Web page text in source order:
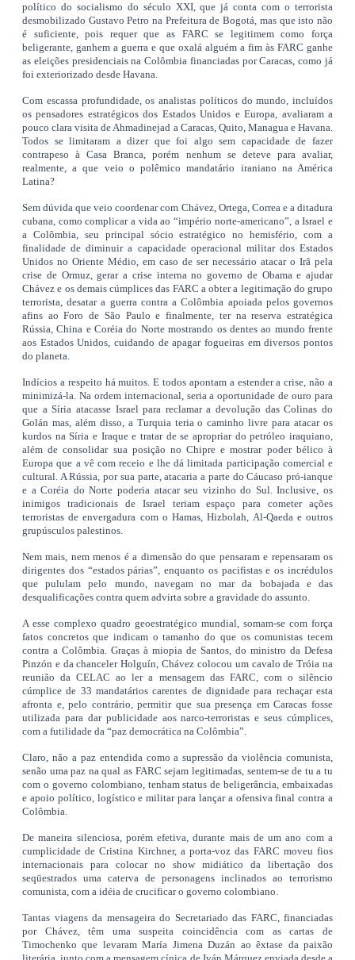
político do socialismo do século XXI, que já conta com o terrorista
desmobilizado Gustavo Petro na Prefeitura de Bogotá, mas que isto não
é suficiente, pois requer que as FARC se legitimem como força
beligerante, ganhem a guerra e que oxalá alguém a fim às FARC ganhe
as eleições presidenciais na Colômbia financiadas por Caracas, como já
foi exteriorizado desde Havana.
Com escassa profundidade, os analistas políticos do mundo, incluídos
os pensadores estratégicos dos Estados Unidos e Europa, avaliaram a
pouco clara visita de Ahmadinejad a Caracas, Quito, Managua e Havana.
Todos se limitaram a dizer que foi algo sem capacidade de fazer
contrapeso à Casa Branca, porém nenhum se deteve para avaliar,
realmente, a que veio o polêmico mandatário iraniano na América
Latina?
Sem dúvida que veio coordenar com Chávez, Ortega, Correa e a ditadura
cubana, como complicar a vida ao “império norte-americano”, a Israel e
a Colômbia, seu principal sócio estratégico no hemisfério, com a
finalidade de diminuir a capacidade operacional militar dos Estados
Unidos no Oriente Médio, em caso de ser necessário atacar o Irã pela
crise de Ormuz, gerar a crise interna no governo de Obama e ajudar
Chávez e os demais cúmplices das FARC a obter a legitimação do grupo
terrorista, desatar a guerra contra a Colômbia apoiada pelos governos
afins ao Foro de São Paulo e finalmente, ter na reserva estratégica
Rússia, China e Coréia do Norte mostrando os dentes ao mundo frente
aos Estados Unidos, cuidando de apagar fogueiras em diversos pontos
do planeta.
Indícios a respeito há muitos. E todos apontam a estender a crise, não a
minimizá-la. Na ordem internacional, seria a oportunidade de ouro para
que a Síria atacasse Israel para reclamar a devolução das Colinas do
Golán mas, além disso, a Turquia teria o caminho livre para atacar os
kurdos na Síria e Iraque e tratar de se apropriar do petróleo iraquiano,
além de consolidar sua posição no Chipre e mostrar poder bélico à
Europa que a vê com receio e lhe dá limitada participação comercial e
cultural. A Rússia, por sua parte, atacaria a parte do Cáucaso pró-ianque
e a Coréia do Norte poderia atacar seu vizinho do Sul. Inclusive, os
inimigos tradicionais de Israel teriam espaço para cometer ações
terroristas de envergadura com o Hamas, Hizbolah, Al-Qaeda e outros
grupúsculos palestinos.
Nem mais, nem menos é a dimensão do que pensaram e repensaram os
dirigentes dos “estados párias”, enquanto os pacifistas e os incrédulos
que pululam pelo mundo, navegam no mar da bobajada e das
desqualificações contra quem advirta sobre a gravidade do assunto.
A esse complexo quadro geoestratégico mundial, somam-se com força
fatos concretos que indicam o tamanho do que os comunistas tecem
contra a Colômbia. Graças à miopia de Santos, do ministro da Defesa
Pinzón e da chanceler Holguín, Chávez colocou um cavalo de Tróia na
reunião da CELAC ao ler a mensagem das FARC, com o silêncio
cúmplice de 33 mandatários carentes de dignidade para rechaçar esta
afronta e, pelo contrário, permitir que sua presença em Caracas fosse
utilizada para dar publicidade aos narco-terroristas e seus cúmplices,
com a futilidade da “paz democrática na Colômbia”.
Claro, não a paz entendida como a supressão da violência comunista,
senão uma paz na qual as FARC sejam legitimadas, sentem-se de tu a tu
com o governo colombiano, tenham status de beligerância, embaixadas
e apoio político, logístico e militar para lançar a ofensiva final contra a
Colômbia.
De maneira silenciosa, porém efetiva, durante mais de um ano com a
cumplicidade de Cristina Kirchner, a porta-voz das FARC moveu fios
internacionais para colocar no show midiático da libertação dos
seqüestrados uma caterva de personagens inclinados ao terrorismo
comunista, com a idéia de crucificar o governo colombiano.
Tantas viagens da mensageira do Secretariado das FARC, financiadas
por Chávez, têm uma suspeita coincidência com as cartas de
Timochenko que levaram María Jimena Duzán ao êxtase da paixão